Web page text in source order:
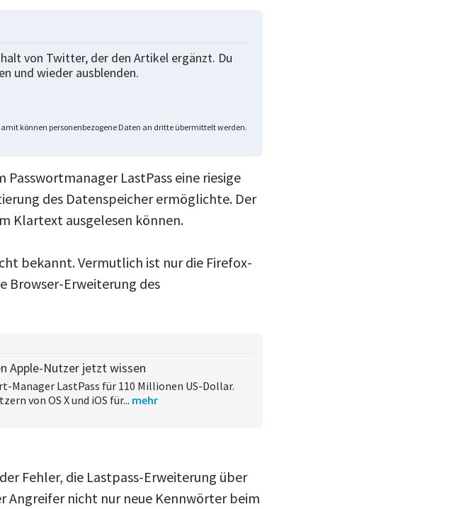
von Twitter, der den Artikel ergänzt. Du
und wieder ausblenden.
können personenbezogene Daten an dritte übermittelt werden.
Passwortmanager LastPass eine riesige
des Datenspeicher ermöglichte. Der
Klartext ausgelesen können.
bekannt. Vermutlich ist nur die Firefox-
Browser-Erweiterung des
Apple-Nutzer jetzt wissen
Manager LastPass für 110 Millionen US-Dollar.
von OS X und iOS für... mehr
Fehler, die Lastpass-Erweiterung über
Angreifer nicht nur neue Kennwörter beim